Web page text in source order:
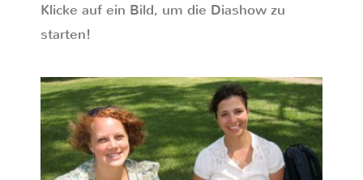
Klicke auf ein Bild, um die Diashow zu
starten!